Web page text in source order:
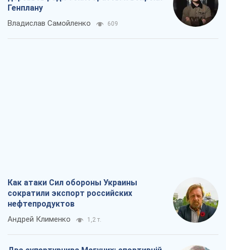
Генплану
Владислав Самойленко 609
Как атаки Сил обороны Украины
сократили экспорт российских
нефтепродуктов
Андрей Клименко 1,2 т.